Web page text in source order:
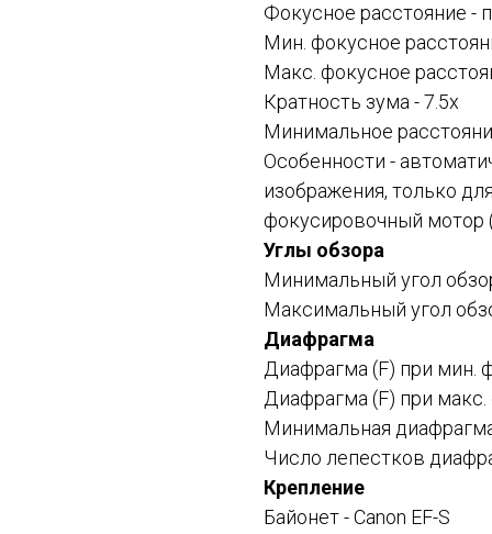
Фокусное расстояние -
Мин. фокусное
Макс. фокусное
Кратность зума - 7.5x
Минимальное
Особенности -
изображения, только
фокусировочный мотор
Углы обзора
Минимальный угол
Максимальный угол
Диафрагма
Диафрагма (F) при мин.
Диафрагма (F) при
Минимальная
Число лепестков
Крепление
Байонет -Canon EF-S